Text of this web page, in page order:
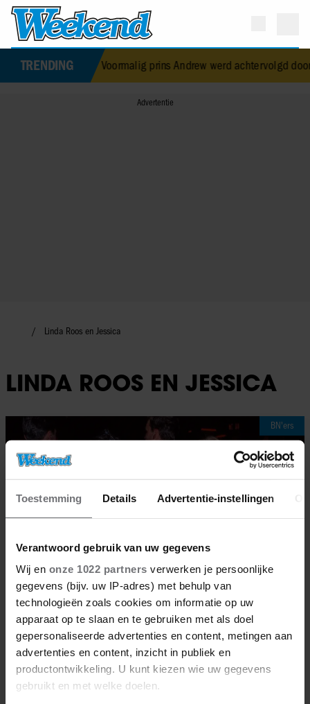
Toestemming Details Advertentie-instellingen
Verantwoord gebruik van uw gegevens
Wij en onze 1022 partners verwerken je persoonlijke
gegevens (bijv. uw IP-adres) met behulp van
technologieën zoals cookies om informatie op uw
apparaat op te slaan en te gebruiken met als doel
gepersonaliseerde advertenties en content, metingen aan
advertenties en content, inzicht in publiek en
productontwikkeling. U kunt kiezen wie uw gegevens
gebruikt en met welke doelen.
TRENDING
verloving Voormalig prins Andrew werd achtervolgd
Linda Roos en Jessica
LINDA ROOS EN JESSICA
BN'ers
22/02/2025
BABETTE VAN VEEN BLIKT TERUG OP
ONVERGETELIJKE VRIENDSCHAP MET
‘BESTE VRIENDIN’ GUUSJE NEDERHORST